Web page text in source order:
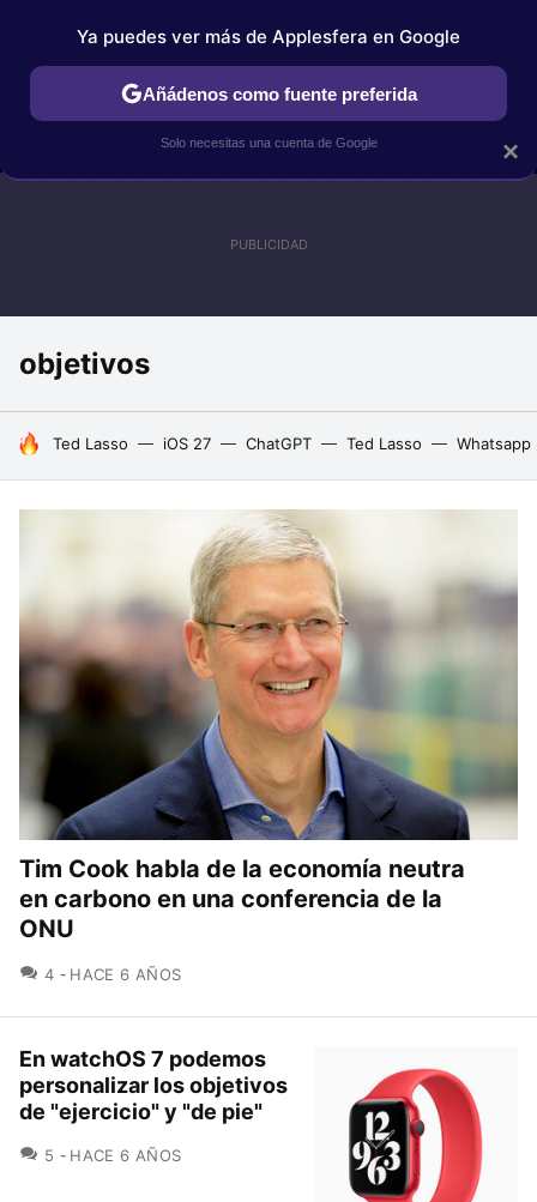
MENÚ NUEVO
TUTORIALES APPLESFERA SELECCIÓN
objetivos
HOY SE HABLA DE
Ted Lasso iOS 27 ChatGPT Ted Lasso Whatsapp
Tim Cook habla de la economía neutra
en carbono en una conferencia de la
ONU
4 COMENTARIOS
HACE 6 AÑOS
En watchOS 7 podemos
personalizar los objetivos
de "ejercicio" y "de pie"
5 COMENTARIOS
HACE 6 AÑOS
×
Ya puedes ver más de Applesfera en Google
Añádenos como fuente preferida
Solo necesitas una cuenta de Google